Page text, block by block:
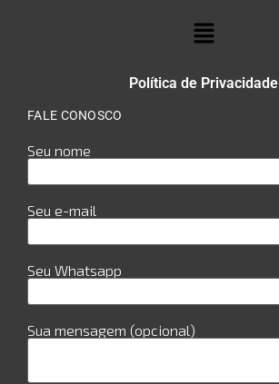
Política de Privacidade
FALE CONOSCO
Seu nome
Seu e-mail
Seu Whatsapp
Sua mensagem (opcional)